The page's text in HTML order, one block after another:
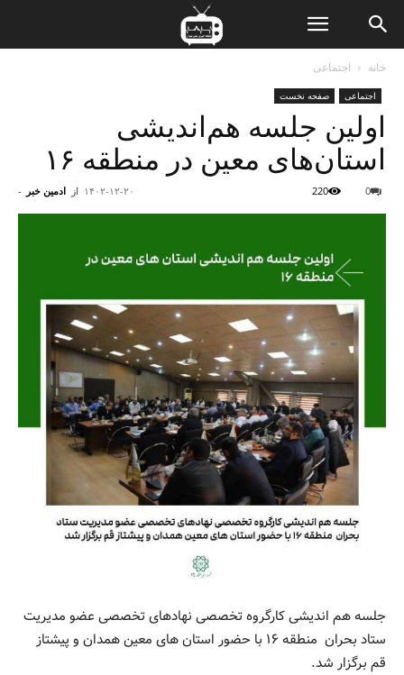
خانه اجتماعی
اجتماعی صفحه نخست
اولین جلسه هم‌اندیشی
استان‌های معین در منطقه ۱۶
از ادمین خبر - ۱۴۰۲-۱۲-۲۰ 0
220
جلسه هم اندیشی کارگروه تخصصی نهادهای تخصصی عضو مدیریت
ستاد بحران منطقه ۱۶ با حضور استان های معین همدان و پیشتاز
قم برگزار شد.